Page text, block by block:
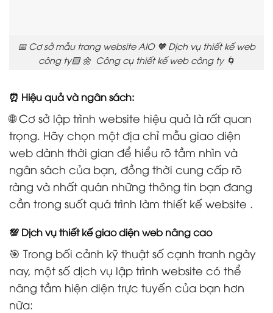
📅 Cơ sở mẫu trang website AIO 🧡 Dịch vụ thiết kế web
công ty🟨 🌼 Công cụ thiết kế web công ty 🌀
⏰ Hiệu quả và ngân sách:
🌐 Cơ sở lập trình website hiệu quả là rất quan
trọng. Hãy chọn một địa chỉ mẫu giao diện
web dành thời gian để hiểu rõ tầm nhìn và
ngân sách của bạn, đồng thời cung cấp rõ
ràng và nhất quán những thông tin bạn đang
cần trong suốt quá trình làm thiết kế website .
💯 Dịch vụ thiết kế giao diện web nâng cao
🎯 Trong bối cảnh kỹ thuật số cạnh tranh ngày
nay, một số dịch vụ lập trình website có thể
nâng tầm hiện diện trực tuyến của bạn hơn
nữa: